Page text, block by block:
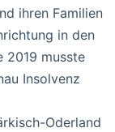
ihren Familien
in den
2019 musste
Insolvenz
Oderland